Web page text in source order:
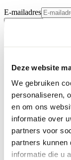
Deze website
We gebruiken
personaliseren,
en om ons
informatie over
partners voor
partners kunnen
informatie die u
E-mailadres